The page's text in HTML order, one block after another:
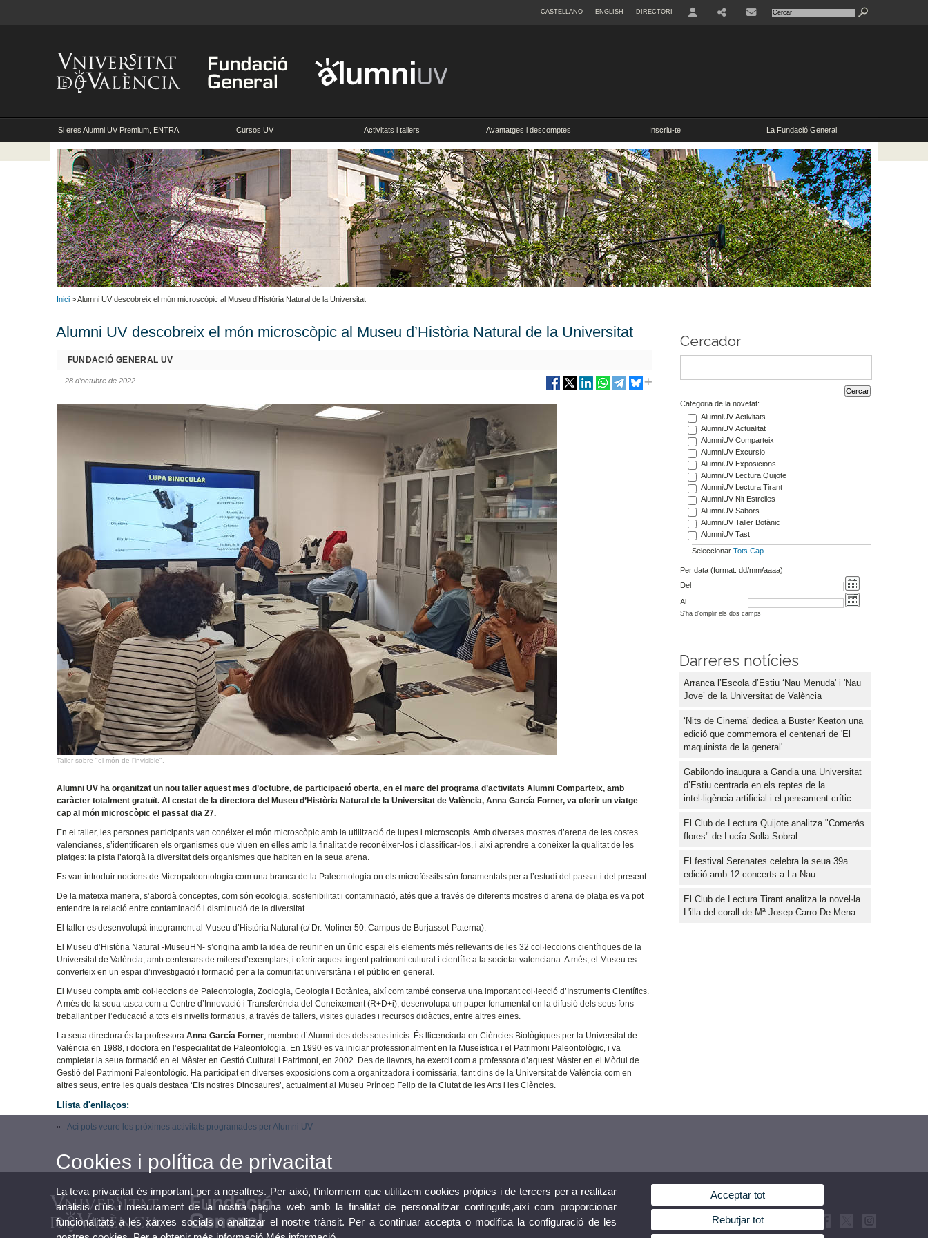
CASTELLANO ENGLISH DIRECTORI
Si eres Alumni UV Premium, ENTRA Cursos UV Activitats i tallers Avantatges i descomptes Inscriu-te La Fundació General
Inici > Alumni UV descobreix el món microscòpic al Museu d’Història Natural de la Universitat
Alumni UV descobreix el món microscòpic al Museu d’Història Natural de la Universitat
FUNDACIÓ GENERAL UV
28 d’octubre de 2022
Taller sobre "el món de l'invisible".
Alumni UV ha organitzat un nou taller aquest mes d’octubre, de participació oberta, en el marc del programa d’activitats Alumni Comparteix, amb
caràcter totalment gratuït. Al costat de la directora del Museu d’Història Natural de la Universitat de València, Anna García Forner, va oferir un viatge
cap al món microscòpic el passat dia 27.
En el taller, les persones participants van conéixer el món microscòpic amb la utilització de lupes i microscopis. Amb diverses mostres d’arena de les costes
valencianes, s’identificaren els organismes que viuen en elles amb la finalitat de reconéixer-los i classificar-los, i així aprendre a conéixer la qualitat de les
platges: la pista l’atorgà la diversitat dels organismes que habiten en la seua arena.
Es van introduir nocions de Micropaleontologia com una branca de la Paleontologia on els microfòssils són fonamentals per a l’estudi del passat i del present.
De la mateixa manera, s’abordà conceptes, com són ecologia, sostenibilitat i contaminació, atés que a través de diferents mostres d’arena de platja es va pot
entendre la relació entre contaminació i disminució de la diversitat.
El taller es desenvolupà íntegrament al Museu d’Història Natural (c/ Dr. Moliner 50. Campus de Burjassot-Paterna).
El Museu d’Història Natural -MuseuHN- s’origina amb la idea de reunir en un únic espai els elements més rellevants de les 32 col·leccions científiques de la
Universitat de València, amb centenars de milers d’exemplars, i oferir aquest ingent patrimoni cultural i científic a la societat valenciana. A més, el Museu es
converteix en un espai d’investigació i formació per a la comunitat universitària i el públic en general.
El Museu compta amb col·leccions de Paleontologia, Zoologia, Geologia i Botànica, així com també conserva una important col·lecció d’Instruments Científics.
A més de la seua tasca com a Centre d’Innovació i Transferència del Coneixement (R+D+i), desenvolupa un paper fonamental en la difusió dels seus fons
treballant per l’educació a tots els nivells formatius, a través de tallers, visites guiades i recursos didàctics, entre altres eines.
La seua directora és la professoraAnna García Forner , membre d’Alumni des dels seus inicis. És llicenciada en Ciències Biològiques per la Universitat de
València en 1988, i doctora en l’especialitat de Paleontologia. En 1990 es va iniciar professionalment en la Museística i el Patrimoni Paleontològic, i va
completar la seua formació en el Màster en Gestió Cultural i Patrimoni, en 2002. Des de llavors, ha exercit com a professora d’aquest Màster en el Mòdul de
Gestió del Patrimoni Paleontològic. Ha participat en diverses exposicions com a organitzadora i comissària, tant dins de la Universitat de València com en
altres seus, entre les quals destaca ‘Els nostres Dinosaures’, actualment al Museu Príncep Felip de la Ciutat de les Arts i les Ciències.
Llista d'enllaços:
Ací pots veure les pròximes activitats programades per Alumni UV
Cercador
Categoria de la novetat:
AlumniUV Activitats
AlumniUV Actualitat
AlumniUV Comparteix
AlumniUV Excursio
AlumniUV Exposicions
AlumniUV Lectura Quijote
AlumniUV Lectura Tirant
AlumniUV Nit Estrelles
AlumniUV Sabors
AlumniUV Taller Botànic
AlumniUV Tast
Seleccionar Tots Cap
Per data (format: dd/mm/aaaa)
Del
Al
S'ha d'omplir els dos camps
Darreres notícies
Arranca l’Escola d’Estiu ‘Nau Menuda' i 'Nau
Jove’ de la Universitat de València
‘Nits de Cinema’ dedica a Buster Keaton una
edició que commemora el centenari de 'El
maquinista de la general'
Gabilondo inaugura a Gandia una Universitat
d’Estiu centrada en els reptes de la
intel·ligència artificial i el pensament crític
El Club de Lectura Quijote analitza "Comerás
flores" de Lucía Solla Sobral
El festival Serenates celebra la seua 39a
edició amb 12 concerts a La Nau
El Club de Lectura Tirant analitza la novel·la
L'illa del corall de Mª Josep Carro De Mena
Cookies i política de privacitat
La teva privacitat és important per a nosaltres. Per això, t'informem que utilitzem cookies pròpies i de tercers per a realitzar
anàlisis d'ús i mesurament de la nostra pàgina web amb la finalitat de personalitzar continguts,així com proporcionar
funcionalitats a les xarxes socials o analitzar el nostre trànsit. Per a continuar accepta o modifica la configuració de les
Acceptar tot
Rebutjar tot